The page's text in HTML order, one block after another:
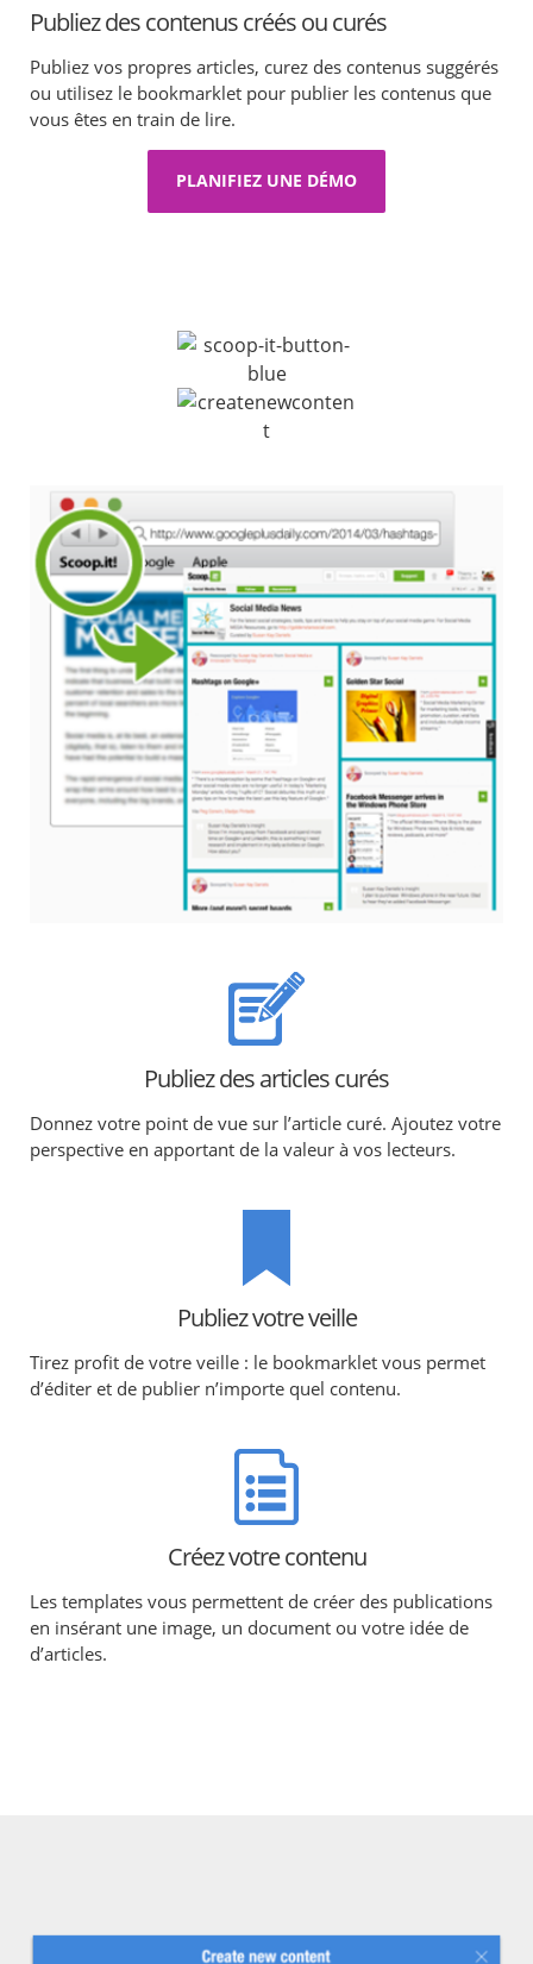
Publiez des contenus créés ou curés
Publiez vos propres articles, curez des contenus suggérés
ou utilisez le bookmarklet pour publier les contenus que
vous êtes en train de lire.
PLANIFIEZ UNE DÉMO
Publiez des articles curés
Donnez votre point de vue sur l’article curé. Ajoutez votre
perspective en apportant de la valeur à vos lecteurs.
Publiez votre veille
Tirez profit de votre veille : le bookmarklet vous permet
d’éditer et de publier n’importe quel contenu.
Créez votre contenu
Les templates vous permettent de créer des publications
en insérant une image, un document ou votre idée de
d’articles.